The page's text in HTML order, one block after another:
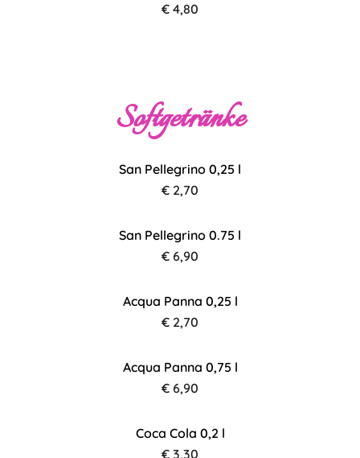
€ 4,80
Softgetränke
San Pellegrino 0,25 l
€ 2,70
San Pellegrino 0.75 l
€ 6,90
Acqua Panna 0,25 l
€ 2,70
Acqua Panna 0,75 l
€ 6,90
Coca Cola 0,2 l
€ 3,30